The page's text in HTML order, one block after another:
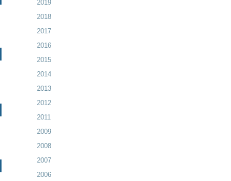
2019
2018
2017
2016
2015
2014
2013
2012
2011
2009
2008
2007
2006